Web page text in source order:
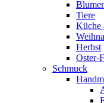
Tiere
Küche
Herbst
Oster-
Schmuck